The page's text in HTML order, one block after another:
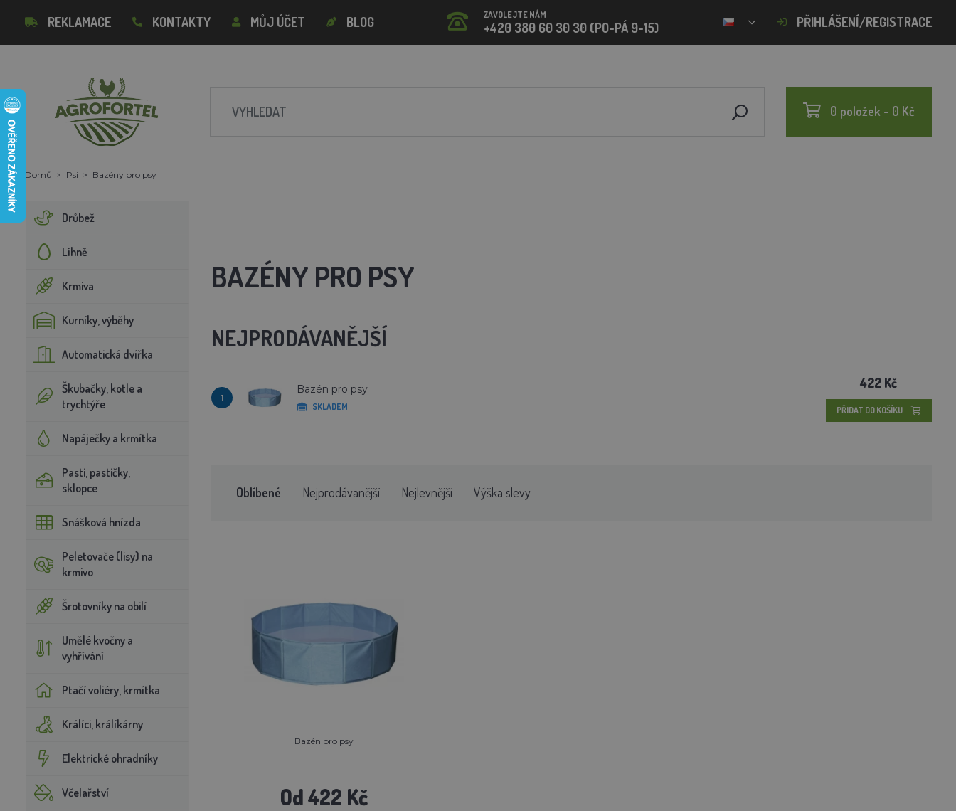
REKLAMACE KONTAKTY MŮJ ÚČET BLOG ZAVOLEJTE NÁM
+420 380 60 30 30 (PO-PÁ 9-15) PŘIHLÁŠENÍ/REGISTRACE
0 položek - 0 Kč
Domů Psi Bazény pro psy
Drůbež
Líhně
Krmiva
Kurníky, výběhy
Automatická dvířka
Škubačky, kotle a
trychtýře
Napáječky a krmítka
Pasti, pastičky,
sklopce
Snášková hnízda
Peletovače (lisy) na
krmivo
Šrotovníky na obilí
Umělé kvočny a
vyhřívání
Ptačí voliéry, krmítka
Králíci, králíkárny
Elektrické ohradníky
Včelařství
BAZÉNY PRO PSY
NEJPRODÁVANĚJŠÍ
1
Bazén pro psy
SKLADEM
422 Kč
PŘIDAT DO KOŠÍKU
Oblíbené Nejprodávanější Nejlevnější Výška slevy
Bazén pro psy
Od 422 Kč